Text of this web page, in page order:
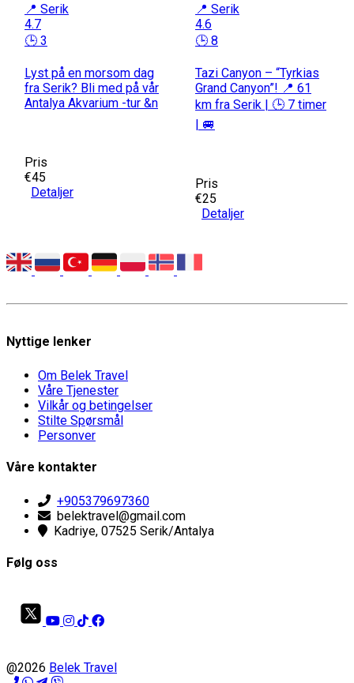
📍 Serik
4.7
🕒 3
Lyst på en morsom dag
fra Serik? Bli med på vår
Antalya Akvarium -tur &n
Pris
€45
Detaljer
📍 Serik
4.6
🕒 8
Tazi Canyon – “Tyrkias
Grand Canyon”! 📍 61
km fra Serik | 🕒 7 timer
| 🚐
Pris
€25
Detaljer
Nyttige lenker
Om Belek Travel
Våre Tjenester
Vilkår og betingelser
Stilte Spørsmål
Personver
Våre kontakter
+905379697360
belektravel@gmail.com
Kadriye, 07525 Serik/Antalya
Følg oss
@2026 Belek Travel